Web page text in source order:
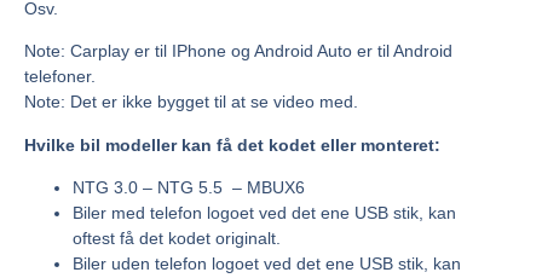
Osv.
Note: Carplay er til IPhone og Android Auto er til Android
telefoner.
Note: Det er ikke bygget til at se video med.
Hvilke bil modeller kan få det kodet eller monteret:
NTG 3.0 – NTG 5.5 – MBUX6
Biler med telefon logoet ved det ene USB stik, kan
oftest få det kodet originalt.
Biler uden telefon logoet ved det ene USB stik, kan